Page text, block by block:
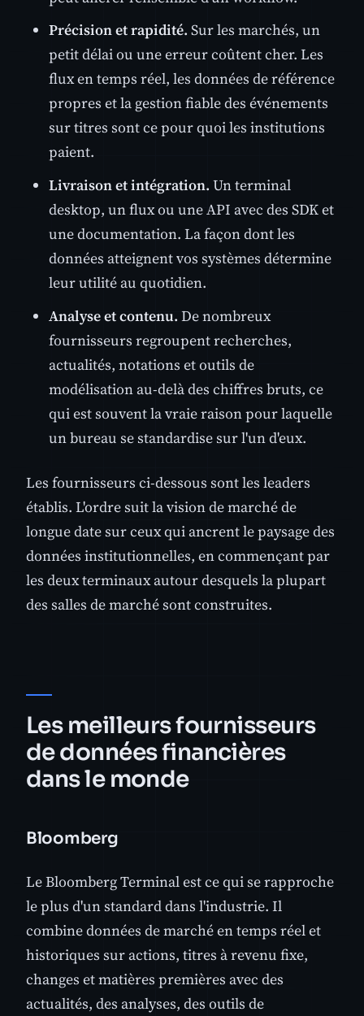
Précision et rapidité. Sur les marchés, un
petit délai ou une erreur coûtent cher. Les
flux en temps réel, les données de référence
propres et la gestion fiable des événements
sur titres sont ce pour quoi les institutions
paient.
Livraison et intégration. Un terminal
desktop, un flux ou une API avec des SDK et
une documentation. La façon dont les
données atteignent vos systèmes détermine
leur utilité au quotidien.
Analyse et contenu. De nombreux
fournisseurs regroupent recherches,
actualités, notations et outils de
modélisation au-delà des chiffres bruts, ce
qui est souvent la vraie raison pour laquelle
un bureau se standardise sur l'un d'eux.
Les fournisseurs ci-dessous sont les leaders
établis. L'ordre suit la vision de marché de
longue date sur ceux qui ancrent le paysage des
données institutionnelles, en commençant par
les deux terminaux autour desquels la plupart
des salles de marché sont construites.
Les meilleurs fournisseurs
de données financières
dans le monde
Bloomberg
Le Bloomberg Terminal est ce qui se rapproche
le plus d'un standard dans l'industrie. Il
combine données de marché en temps réel et
historiques sur actions, titres à revenu fixe,
changes et matières premières avec des
actualités, des analyses, des outils de